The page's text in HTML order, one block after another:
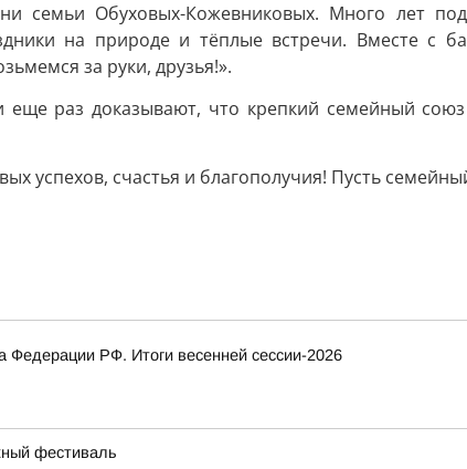
семьи Обуховых-Кожевниковых. Много лет
на природе и тёплые встречи. Вместе с
за руки, друзья!».
раз доказывают, что крепкий семейный
счастья и благополучия! Пусть
Федерации РФ. Итоги весенней сессии-2026
фестиваль